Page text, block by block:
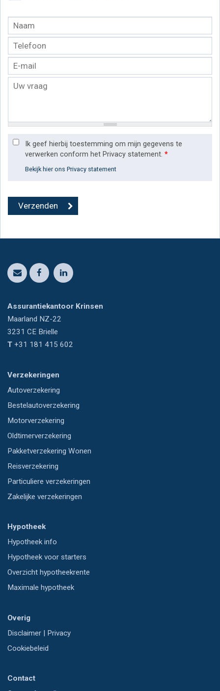
Ik geef hierbij toestemming om mijn gegevens te
verwerken conform het Privacy statement. *
Bekijk hier ons Privacy statement
Assurantiekantoor Krinsen
Maarland NZ-22
3231 CE Brielle
T +31 181 415 602
Verzekeringen
Autoverzekering
Bestelautoverzekering
Motorverzekering
Oldtimerverzekering
Pakketverzekering Wonen
Reisverzekering
Particuliere verzekeringen
Zakelijke verzekeringen
Hypotheek
Hypotheek info
Hypotheek voor starters
Overzicht hypotheekrente
Maximale hypotheek
Overig
Disclaimer | Privacy
Cookiebeleid
Contact